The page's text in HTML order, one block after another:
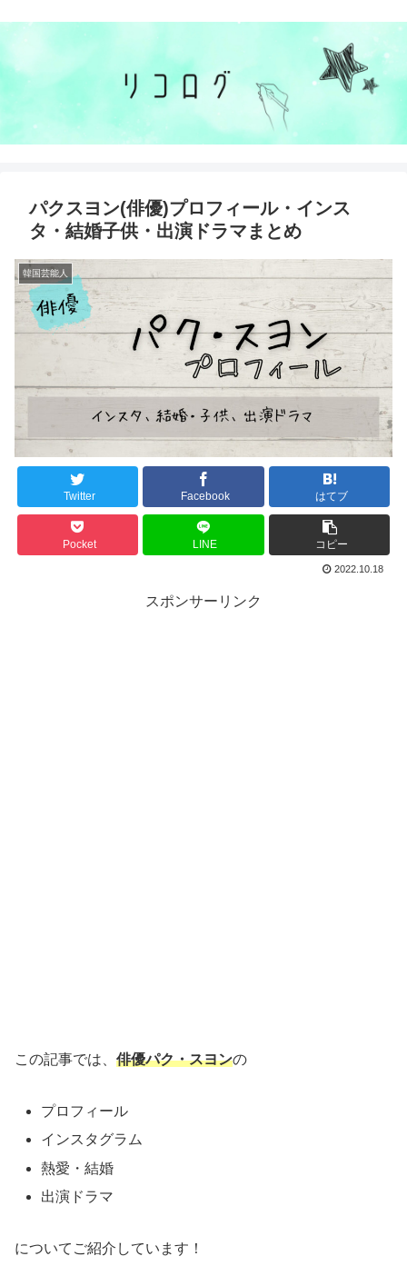
パクスヨン(俳優)プロフィール・インス
タ・結婚子供・出演ドラマまとめ
韓国芸能人
Twitter Facebook はてブ
Pocket LINE コピー
2022.10.18
スポンサーリンク
この記事では、 俳優パク・スヨンの
プロフィール
インスタグラム
熱愛・結婚
出演ドラマ
についてご紹介しています！